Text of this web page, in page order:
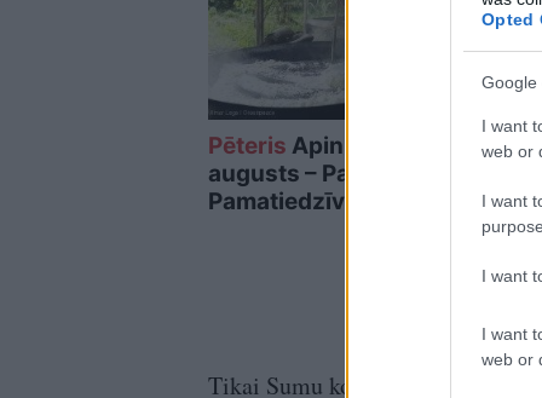
Opted
Google
I want
web or
I want
I want
I want
web or
Pēteris Apinis: 9.
augusts – Pasaules
Pamatiedzīvotāju diena
un
Tikai Sumu kopienā vien cietuši